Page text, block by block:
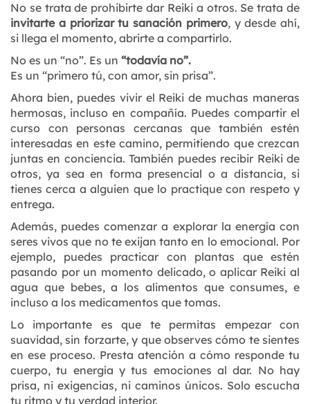
No se trata de prohibirte dar Reiki a otros. Se trata de
invitarte a priorizar tu sanación primero, y desde ahí,
si llega el momento, abrirte a compartirlo.
No es un “no”. Es un “todavía no”.
Es un “primero tú, con amor, sin prisa”.
Ahora bien, puedes vivir el Reiki de muchas maneras
hermosas, incluso en compañía. Puedes compartir el
curso con personas cercanas que también estén
interesadas en este camino, permitiendo que crezcan
juntas en conciencia. También puedes recibir Reiki de
otros, ya sea en forma presencial o a distancia, si
tienes cerca a alguien que lo practique con respeto y
entrega.
Además, puedes comenzar a explorar la energía con
seres vivos que no te exijan tanto en lo emocional. Por
ejemplo, puedes practicar con plantas que estén
pasando por un momento delicado, o aplicar Reiki al
agua que bebes, a los alimentos que consumes, e
incluso a los medicamentos que tomas.
Lo importante es que te permitas empezar con
suavidad, sin forzarte, y que observes cómo te sientes
en ese proceso. Presta atención a cómo responde tu
cuerpo, tu energía y tus emociones al dar. No hay
prisa, ni exigencias, ni caminos únicos. Solo escucha
tu ritmo y tu verdad interior.